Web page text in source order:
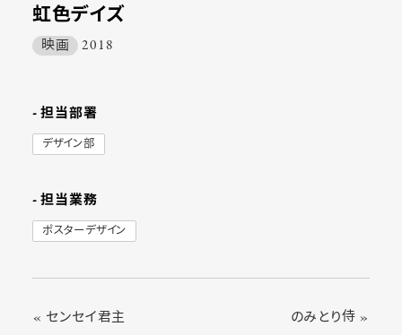
虹色デイズ
映画 2018
- 担当部署
デザイン部
- 担当業務
ポスターデザイン
« センセイ君主 のみとり侍 »